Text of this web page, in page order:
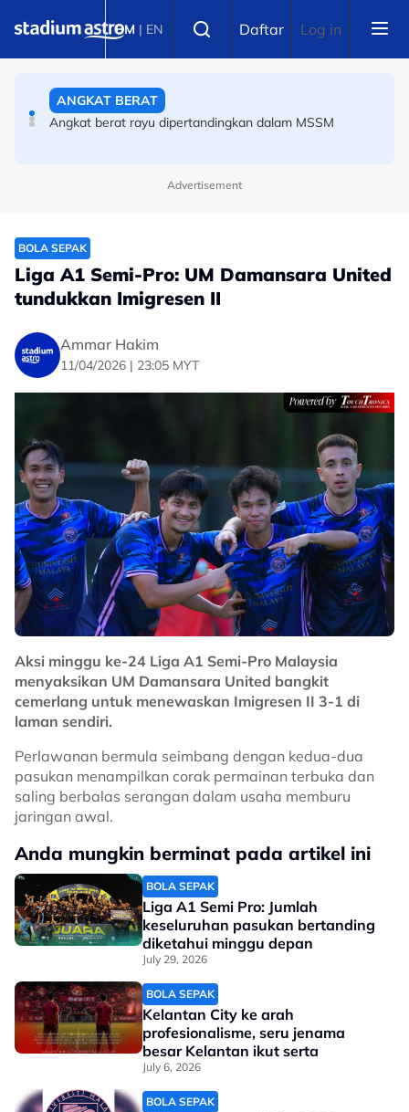
BM | EN Daftar Log in
ARRC: Hafizh Syahrin ketiga, hanya 0.048 saat pisahkan
ANGKAT BERAT
Angkat berat rayu dipertandingkan dalam MSSM
Advertisement
BOLA SEPAK
Liga A1 Semi-Pro: UM Damansara United
tundukkan Imigresen II
Ammar Hakim
11/04/2026 | 23:05 MYT
Aksi minggu ke-24 Liga A1 Semi-Pro Malaysia
menyaksikan UM Damansara United bangkit
cemerlang untuk menewaskan Imigresen II 3-1 di
laman sendiri.
Perlawanan bermula seimbang dengan kedua-dua
pasukan menampilkan corak permainan terbuka dan
saling berbalas serangan dalam usaha memburu
jaringan awal.
Anda mungkin berminat pada artikel ini
BOLA SEPAK
Liga A1 Semi Pro: Jumlah
keseluruhan pasukan bertanding
diketahui minggu depan
July 29, 2026
BOLA SEPAK
Kelantan City ke arah
profesionalisme, seru jenama
besar Kelantan ikut serta
July 6, 2026
BOLA SEPAK